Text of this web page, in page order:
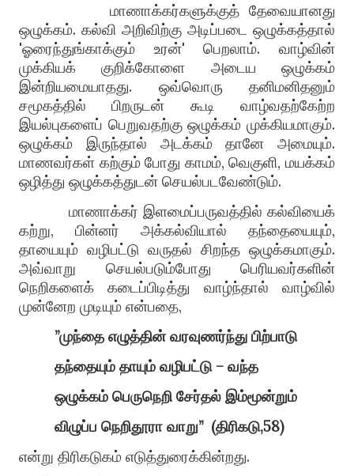
மாணாக்கர்களுக்குத் தேவையானது
ஒழுக்கம். கல்வி அறிவிற்கு அடிப்படை ஒழுக்கத்தால்
'ஓரைந்துங்காக்கும் உரன்' பெறலாம். வாழ்வின்
முக்கியக் குறிக்கோளை அடைய ஒழுக்கம்
இன்றியமையாதது. ஒவ்வொரு தனிமனிதனும்
சமூகத்தில் பிறருடன் கூடி வாழ்வதற்கேற்ற
இயல்புகளைப் பெறுவதற்கு ஒழுக்கம் முக்கியமாகும்.
ஒழுக்கம் இருந்தால் அடக்கம் தானே அமையும்.
மாணவர்கள் கற்கும் போது காமம், வெகுளி, மயக்கம்
ஒழித்து ஒழுக்கத்துடன் செயல்படவேண்டும்.
மாணாக்கர் இளமைப்பருவத்தில் கல்வியைக்
கற்று, பின்னர் அக்கல்வியால் தந்தையையும்,
தாயையும் வழிபட்டு வருதல் சிறந்த ஒழுக்கமாகும்.
அவ்வாறு செயல்படும்போது பெரியவர்களின்
நெறிகளைக் கடைப்பிடித்து வாழ்ந்தால் வாழ்வில்
முன்னேற முடியும் என்பதை,
”முந்தை எழுத்தின் வரவுணர்ந்து பிற்பாடு
தந்தையும் தாயும் வழிபட்டு – வந்த
ஒழுக்கம் பெருநெறி சேர்தல் இம்மூன்றும்
விழுப்ப நெறிதூரா வாறு” (திரிகடு,58)
என்று திரிகடுகம் எடுத்துரைக்கின்றது.